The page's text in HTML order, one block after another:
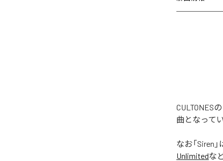
CULTONES
曲となってい
なお「Siren 」
Unlimitedな